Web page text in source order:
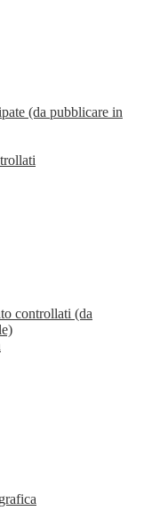
(da pubblicare in
controllati (da